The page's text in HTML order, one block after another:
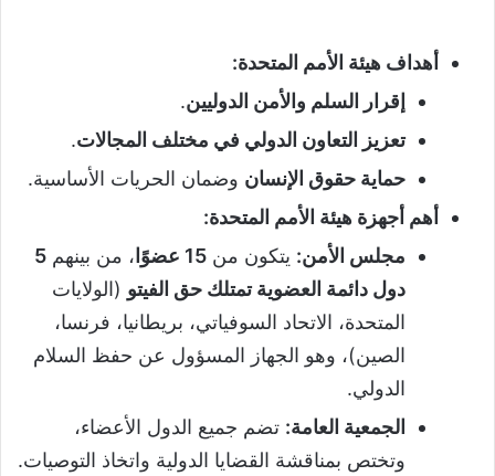
أهداف هيئة الأمم المتحدة:
إقرار السلم والأمن الدوليين.
تعزيز التعاون الدولي في مختلف المجالات.
حماية حقوق الإنسان وضمان الحريات الأساسية.
أهم أجهزة هيئة الأمم المتحدة:
مجلس الأمن: يتكون من 15 عضوًا ، من بينهم 5
دول دائمة العضوية تمتلك حق الفيتو (الولايات
المتحدة، الاتحاد السوفياتي، بريطانيا، فرنسا،
الصين)، وهو الجهاز المسؤول عن حفظ السلام
الدولي.
الجمعية العامة: تضم جميع الدول الأعضاء،
وتختص بمناقشة القضايا الدولية واتخاذ التوصيات.